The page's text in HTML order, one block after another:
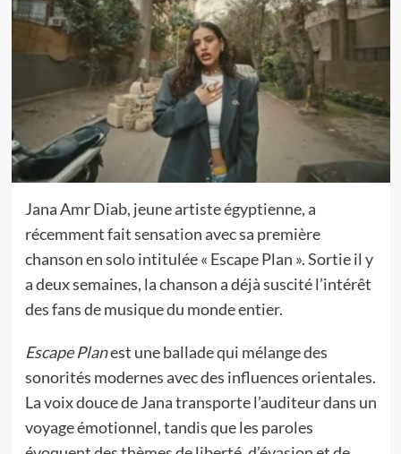
Jana Amr Diab, jeune artiste égyptienne, a
récemment fait sensation avec sa première
chanson en solo intitulée « Escape Plan ». Sortie il y
a deux semaines, la chanson a déjà suscité l’intérêt
des fans de musique du monde entier.
Escape Planest une ballade qui mélange des
sonorités modernes avec des influences orientales.
La voix douce de Jana transporte l’auditeur dans un
voyage émotionnel, tandis que les paroles